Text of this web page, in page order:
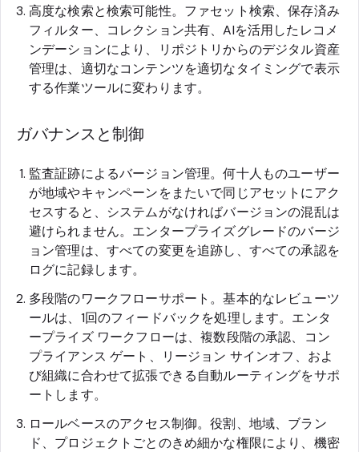
高度な検索と検索可能性。ファセット検索、保存済み
フィルター、コレクション共有、AIを活用したレコメ
ンデーションにより、リポジトリからのデジタル資産
管理は、適切なコンテンツを適切なタイミングで表示
する作業ツールに変わります。
ガバナンスと制御
監査証跡によるバージョン管理。何十人ものユーザー
が地域やキャンペーンをまたいで同じアセットにアク
セスすると、システムがなければバージョンの混乱は
避けられません。エンタープライズグレードのバージ
ョン管理は、すべての変更を追跡し、すべての承認を
ログに記録します。
多段階のワークフローサポート。基本的なレビューツ
ールは、1回のフィードバックを処理します。エンタ
ープライズ ワークフローは、複数段階の承認、コン
プライアンス ゲート、リージョン サインオフ、およ
び組織に合わせて拡張できる自動ルーティングをサポ
ートします。
ロールベースのアクセス制御。役割、地域、ブラン
ド、プロジェクトごとのきめ細かな権限により、機密